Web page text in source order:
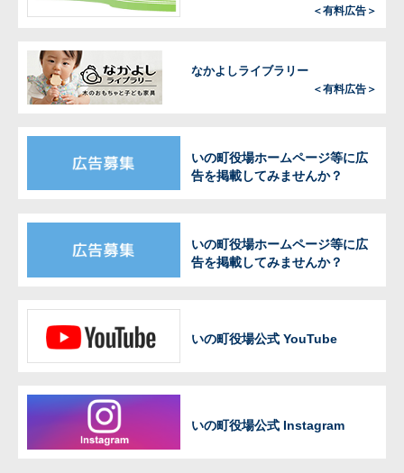
＜有料広告＞
なかよしライブラリー
＜有料広告＞
いの町役場ホームページ等に広
告を掲載してみませんか？
いの町役場ホームページ等に広
告を掲載してみませんか？
いの町役場公式 YouTube
いの町役場公式 Instagram